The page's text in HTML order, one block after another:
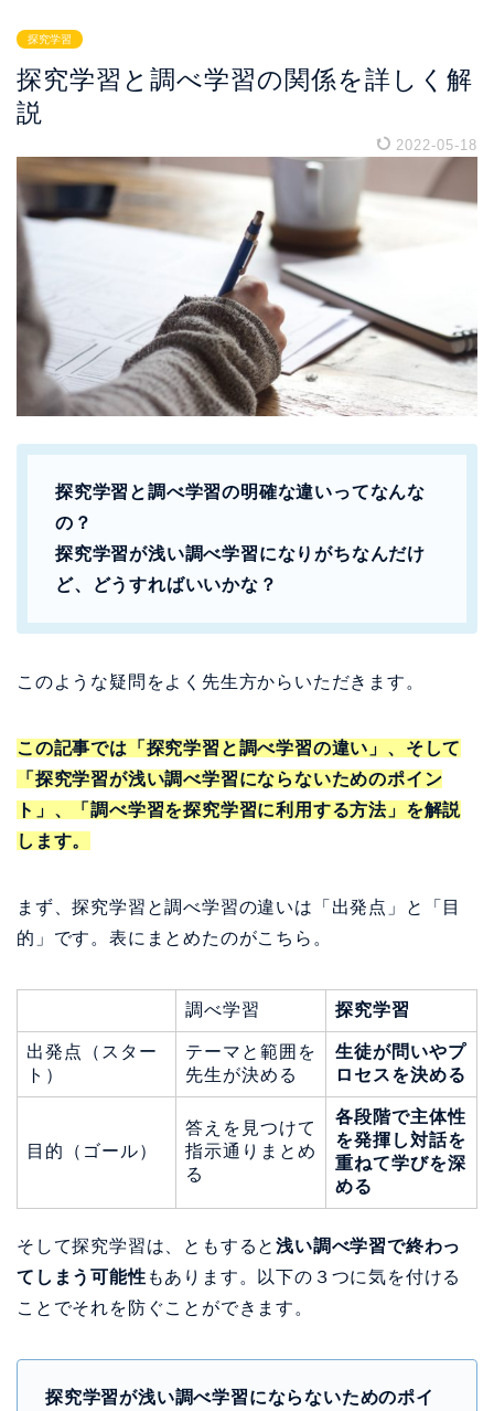
探究学習
探究学習と調べ学習の関係を詳しく解
説
2022-05-18
探究学習と調べ学習の明確な違いってなんな
の？
探究学習が浅い調べ学習になりがちなんだけ
ど、どうすればいいかな？
このような疑問をよく先生方からいただきます。
この記事では「探究学習と調べ学習の違い」、そして
「探究学習が浅い調べ学習にならないためのポイン
ト」、「調べ学習を探究学習に利用する方法」を解説
します。
まず、探究学習と調べ学習の違いは「出発点」と「目
的」です。表にまとめたのがこちら。
調べ学習 探究学習
出発点（スター
ト）
テーマと範囲を
先生が決める
生徒が問いやプ
ロセスを決める
目的（ゴール）
答えを見つけて
指示通りまとめ
る
各段階で主体性
を発揮し対話を
重ねて学びを深
める
そして探究学習は、ともすると浅い調べ学習で終わっ
てしまう可能性 もあります。以下の３つに気を付ける
ことでそれを防ぐことができます。
探究学習が浅い調べ学習にならないためのポイ